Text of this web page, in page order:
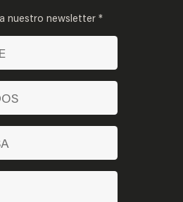
nuestro newsletter *